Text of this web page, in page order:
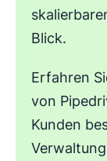
Blick.
Erfahren
von
Kunden